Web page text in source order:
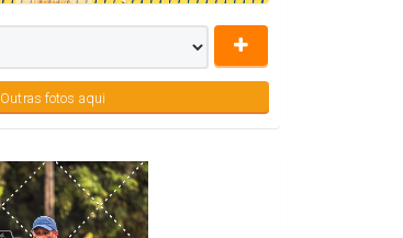
Outras fotos aqui